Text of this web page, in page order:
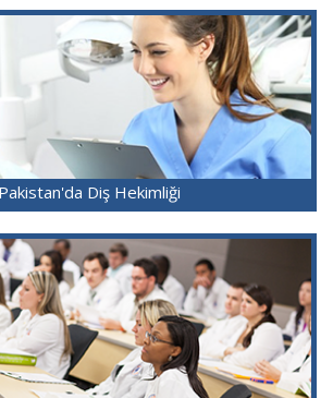
Pakistan'da Diş Hekimliği